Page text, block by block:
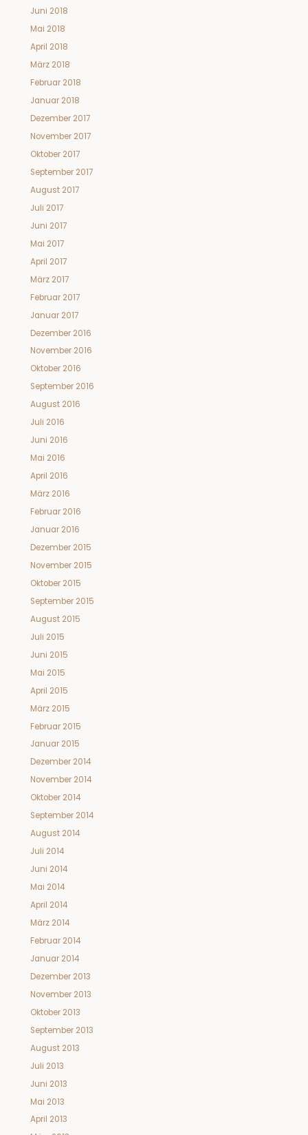
Juni 2018
Mai 2018
April 2018
März 2018
Februar 2018
Januar 2018
Dezember 2017
November 2017
Oktober 2017
September 2017
August 2017
Juli 2017
Juni 2017
Mai 2017
April 2017
März 2017
Februar 2017
Januar 2017
Dezember 2016
November 2016
Oktober 2016
September 2016
August 2016
Juli 2016
Juni 2016
Mai 2016
April 2016
März 2016
Februar 2016
Januar 2016
Dezember 2015
November 2015
Oktober 2015
September 2015
August 2015
Juli 2015
Juni 2015
Mai 2015
April 2015
März 2015
Februar 2015
Januar 2015
Dezember 2014
November 2014
Oktober 2014
September 2014
August 2014
Juli 2014
Juni 2014
Mai 2014
April 2014
März 2014
Februar 2014
Januar 2014
Dezember 2013
November 2013
Oktober 2013
September 2013
August 2013
Juli 2013
Juni 2013
Mai 2013
April 2013